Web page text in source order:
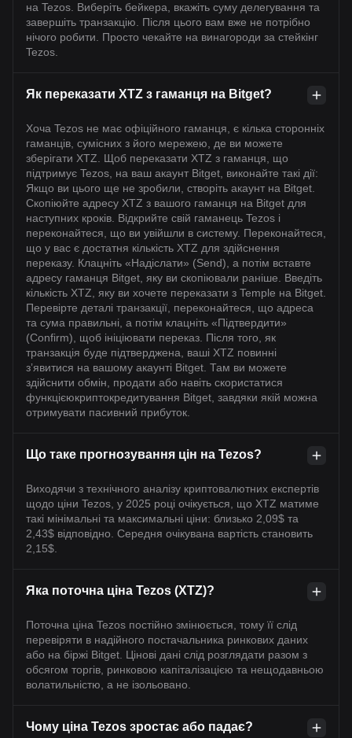
на Tezos. Виберіть бейкера, вкажіть суму делегування та
завершіть транзакцію. Після цього вам вже не потрібно
нічого робити. Просто чекайте на винагороди за стейкінг
Tezos.
Як переказати XTZ з гаманця на Bitget?
Хоча Tezos не має офіційного гаманця, є кілька сторонніх
гаманців, сумісних з його мережею, де ви можете
зберігати XTZ. Щоб переказати XTZ з гаманця, що
підтримує Tezos, на ваш акаунт Bitget, виконайте такі дії:
Якщо ви цього ще не зробили, створіть акаунт на Bitget.
Скопіюйте адресу XTZ з вашого гаманця на Bitget для
наступних кроків. Відкрийте свій гаманець Tezos і
переконайтеся, що ви увійшли в систему. Переконайтеся,
що у вас є достатня кількість XTZ для здійснення
переказу. Клацніть «Надіслати» (Send), а потім вставте
адресу гаманця Bitget, яку ви скопіювали раніше. Введіть
кількість XTZ, яку ви хочете переказати з Temple на Bitget.
Перевірте деталі транзакції, переконайтеся, що адреса
та сума правильні, а потім клацніть «Підтвердити»
(Confirm), щоб ініціювати переказ. Після того, як
транзакція буде підтверджена, ваші XTZ повинні
зʼявитися на вашому акаунті Bitget. Там ви можете
здійснити обмін, продати або навіть скористатися
функцієюкриптокредитування Bitget, завдяки якій можна
отримувати пасивний прибуток.
Що таке прогнозування цін на Tezos?
Виходячи з технічного аналізу криптовалютних експертів
щодо ціни Tezos, у 2025 році очікується, що XTZ матиме
такі мінімальні та максимальні ціни: близько 2,09$ та
2,43$ відповідно. Середня очікувана вартість становить
2,15$.
Яка поточна ціна Tezos (XTZ)?
Поточна ціна Tezos постійно змінюється, тому її слід
перевіряти в надійного постачальника ринкових даних
або на біржі Bitget. Цінові дані слід розглядати разом з
обсягом торгів, ринковою капіталізацією та нещодавньою
волатильністю, а не ізольовано.
Чому ціна Tezos зростає або падає?